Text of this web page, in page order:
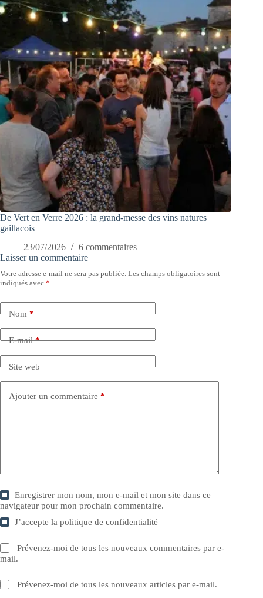
De Vert en Verre 2026 : la grand-messe des vins natures
gaillacois
23/07/2026
6 commentaires
Laisser un commentaire
Votre adresse e-mail ne sera pas publiée. Les champs obligatoires sont
indiqués avec *
Nom*
E-mail*
Site web
Ajouter un commentaire *
Enregistrer mon nom, mon e-mail et mon site dans ce
navigateur pour mon prochain commentaire.
J’accepte lapolitique de confidentialité
Prévenez-moi de tous les nouveaux commentaires par e-
mail.
Prévenez-moi de tous les nouveaux articles par e-mail.